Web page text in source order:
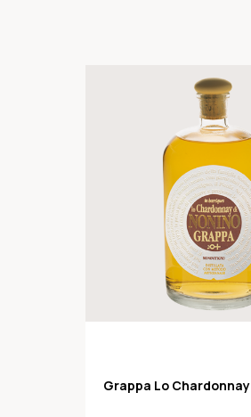
Grappa Lo Chardonnay